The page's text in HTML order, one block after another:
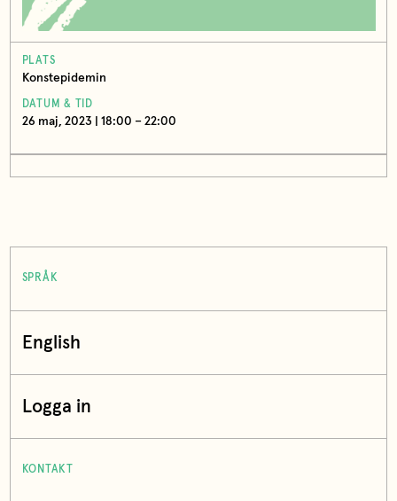
PLATS
Konstepidemin
DATUM & TID
26 maj, 2023 | 18:00 – 22:00
SPRÅK
English
Logga in
KONTAKT